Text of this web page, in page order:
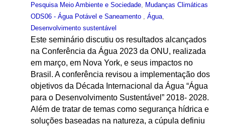
Pesquisa Meio Ambiente e Sociedade,
Mudanças Climáticas
ODS06 - Água Potável e Saneamento
Água,
Desenvolvimento sustentável
Este seminário discutiu os resultados alcançados
na Conferência da Água 2023 da ONU, realizada
em março, em Nova York, e seus impactos no
Brasil. A conferência revisou a implementação dos
objetivos da Década Internacional da Água “Água
para o Desenvolvimento Sustentável” 2018- 2028.
Além de tratar de temas como segurança hídrica e
soluções baseadas na natureza, a cúpula definiu